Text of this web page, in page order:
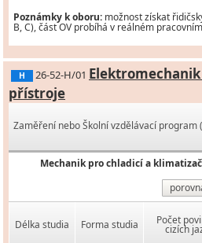
Poznámky k oboru: možnost získat
B, C), část OV probíhá v reálném
H 26-52-H/01
přístroje
Zaměření nebo Školní vzdělávací program
Mechanik pro chladicí a
Délka studia Forma studia Počet
cizích